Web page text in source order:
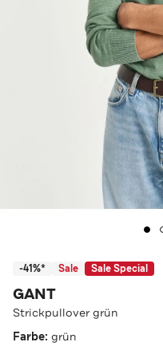
-41%* Sale Sale Special
GANT
Strickpullover grün
Farbe: grün